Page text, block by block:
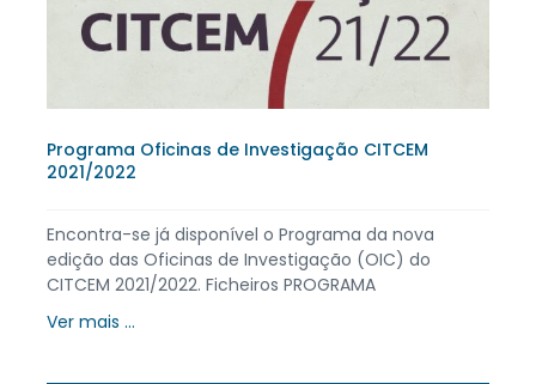
Programa Oficinas de Investigação CITCEM
2021/2022
Encontra-se já disponível o Programa da nova
edição das Oficinas de Investigação (OIC) do
CITCEM 2021/2022. Ficheiros PROGRAMA
Ver mais ...